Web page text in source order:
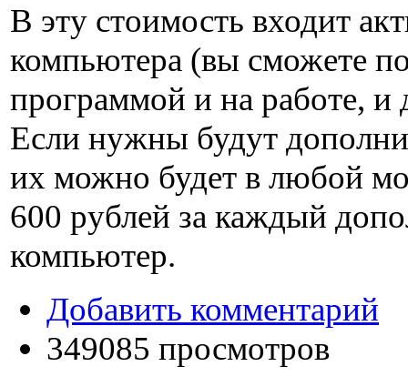
В эту стоимость входит
компьютера (вы сможете
программой и на работе, и
Если нужны будут
их можно будет в любой
600 рублей за каждый
компьютер.
Добавить комментарий
349085 просмотров